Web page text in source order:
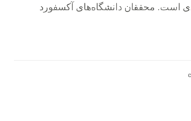
است. محققان دانشگاه‌های آکسفورد